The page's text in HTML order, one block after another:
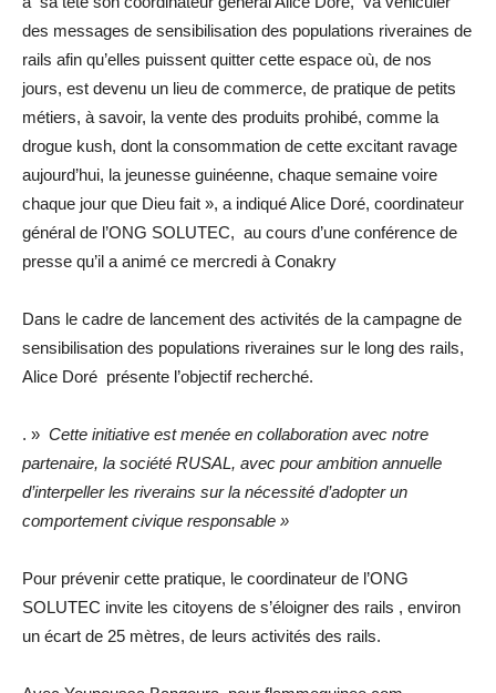
des messages de sensibilisation des populations riveraines de
rails afin qu’elles puissent quitter cette espace où, de nos
jours, est devenu un lieu de commerce, de pratique de petits
métiers, à savoir, la vente des produits prohibé, comme la
drogue kush, dont la consommation de cette excitant ravage
aujourd’hui, la jeunesse guinéenne, chaque semaine voire
chaque jour que Dieu fait », a indiqué Alice Doré, coordinateur
général de l’ONG SOLUTEC, au cours d’une conférence de
presse qu’il a animé ce mercredi à Conakry
Dans le cadre de lancement des activités de la campagne de
sensibilisation des populations riveraines sur le long des rails,
Alice Doré présente l’objectif recherché.
. » Cette initiative est menée en collaboration avec notre
partenaire, la société RUSAL, avec pour ambition annuelle
d’interpeller les riverains sur la nécessité d’adopter un
comportement civique responsable »
Pour prévenir cette pratique, le coordinateur de l’ONG
SOLUTEC invite les citoyens de s’éloigner des rails , environ
un écart de 25 mètres, de leurs activités des rails.